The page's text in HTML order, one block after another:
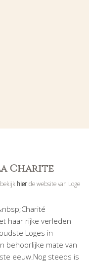
Charite
hierde website van Loge
haar rijke verleden
Loges in
behoorlijke mate van
eeuw.Nog steeds is